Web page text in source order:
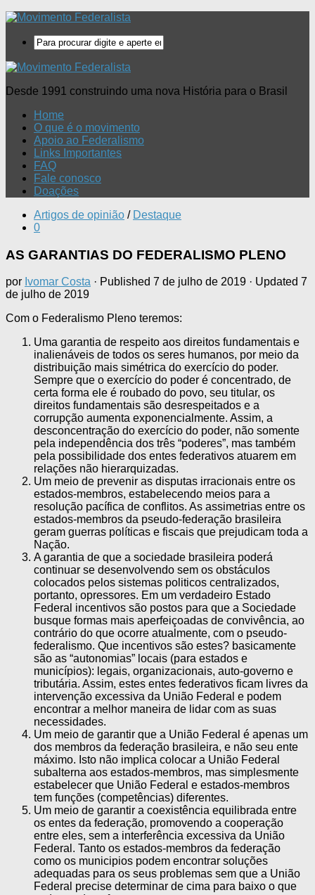
Desde 1991 construindo uma nova História para o Brasil
Home
O que é o movimento
Apoio ao Federalismo
Links Importantes
FAQ
Fale conosco
Doações
Artigos de opinião / Destaque
0
AS GARANTIAS DO FEDERALISMO PLENO
por Ivomar Costa · Published 7 de julho de 2019 · Updated 7
de julho de 2019
Com o Federalismo Pleno teremos:
Uma garantia de respeito aos direitos fundamentais e
inalienáveis ​​de todos os seres humanos, por meio da
distribuição mais simétrica do exercício do poder.
Sempre que o exercício do poder é concentrado, de
certa forma ele é roubado do povo, seu titular, os
direitos fundamentais são desrespeitados e a
corrupção aumenta exponencialmente. Assim, a
desconcentração do exercício do poder, não somente
pela independência dos três “poderes”, mas também
pela possibilidade dos entes federativos atuarem em
relações não hierarquizadas.
Um meio de prevenir as disputas irracionais entre os
estados-membros, estabelecendo meios para a
resolução pacífica de conflitos. As assimetrias entre os
estados-membros da pseudo-federação brasileira
geram guerras políticas e fiscais que prejudicam toda a
Nação.
A garantia de que a sociedade brasileira poderá
continuar se desenvolvendo sem os obstáculos
colocados pelos sistemas politicos centralizados,
portanto, opressores. Em um verdadeiro Estado
Federal incentivos são postos para que a Sociedade
busque formas mais aperfeiçoadas de convivência, ao
contrário do que ocorre atualmente, com o pseudo-
federalismo. Que incentivos são estes? basicamente
são as “autonomias” locais (para estados e
municípios): legais, organizacionais, auto-governo e
tributária. Assim, estes entes federativos ficam livres da
intervenção excessiva da União Federal e podem
encontrar a melhor maneira de lidar com as suas
necessidades.
Um meio de garantir que a União Federal é apenas um
dos membros da federação brasileira, e não seu ente
máximo. Isto não implica colocar a União Federal
subalterna aos estados-membros, mas simplesmente
estabelecer que União Federal e estados-membros
tem funções (competências) diferentes.
Um meio de garantir a coexistência equilibrada entre
os entes da federação, promovendo a cooperação
entre eles, sem a interferência excessiva da União
Federal. Tanto os estados-membros da federação
como os municipios podem encontrar soluções
adequadas para os seus problemas sem que a União
Federal precise determinar de cima para baixo o que